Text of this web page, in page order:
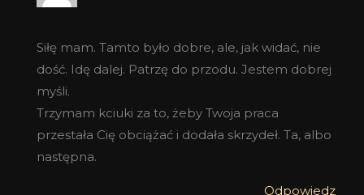
Siłę mam. Tamto było dobre, ale, jak widać, nie
dość. Idę dalej. Patrzę do przodu. Jestem dobrej
myśli.
Trzymam kciuki za to, żeby Twoja praca
przestała Cię obciążać i dodała skrzydeł. Ta, albo
następna.
Odpowiedz